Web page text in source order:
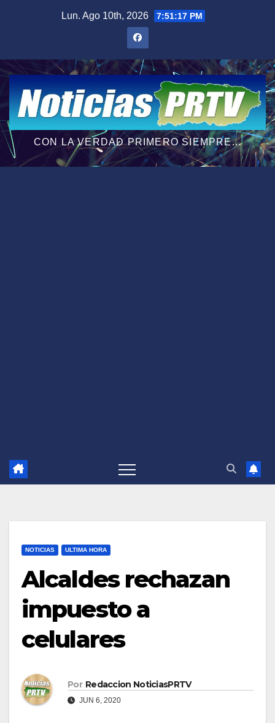
Lun. Ago 10th, 2026 7:51:18 PM
CON LA VERDAD PRIMERO SIEMPRE...
NOTICIAS ULTIMA HORA
Alcaldes rechazan
impuesto a
celulares
Por Redaccion NoticiasPRTV
JUN 6, 2020